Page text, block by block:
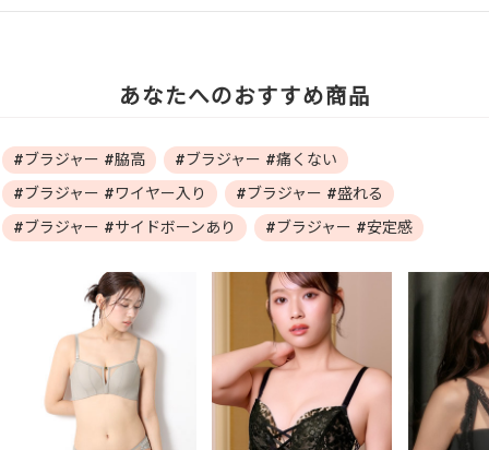
あなたへのおすすめ商品
#ブラジャー #脇高
#ブラジャー #痛くない
#ブラジャー #ワイヤー入り
#ブラジャー #盛れる
#ブラジャー #サイドボーンあり
#ブラジャー #安定感